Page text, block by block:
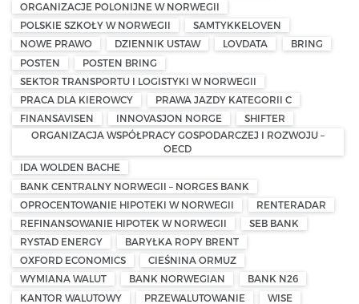
ORGANIZACJE POLONIJNE W NORWEGII
POLSKIE SZKOŁY W NORWEGII
SAMTYKKELOVEN
NOWE PRAWO
DZIENNIK USTAW LOVDATA
BRING
POSTEN
POSTEN BRING
SEKTOR TRANSPORTU I LOGISTYKI W NORWEGII
PRACA DLA KIEROWCY
PRAWA JAZDY KATEGORII C
FINANSAVISEN
INNOVASJON NORGE
SHIFTER
ORGANIZACJA WSPÓŁPRACY GOSPODARCZEJ I ROZWOJU –
OECD
IDA WOLDEN BACHE
BANK CENTRALNY NORWEGII – NORGES BANK
OPROCENTOWANIE HIPOTEKI W NORWEGII
RENTERADAR
REFINANSOWANIE HIPOTEK W NORWEGII
SEB BANK
RYSTAD ENERGY
BARYŁKA ROPY BRENT
OXFORD ECONOMICS
CIEŚNINA ORMUZ
WYMIANA WALUT
BANK NORWEGIAN
BANK N26
KANTOR WALUTOWY
PRZEWALUTOWANIE
WISE